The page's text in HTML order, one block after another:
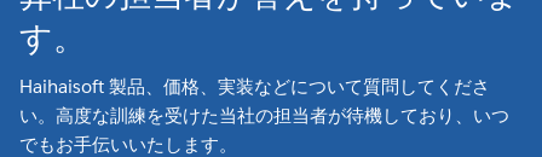
す。
Haihaisoft 製品、価格、実装などについて質問してくださ
い。高度な訓練を受けた当社の担当者が待機しており、いつ
でもお手伝いいたします。